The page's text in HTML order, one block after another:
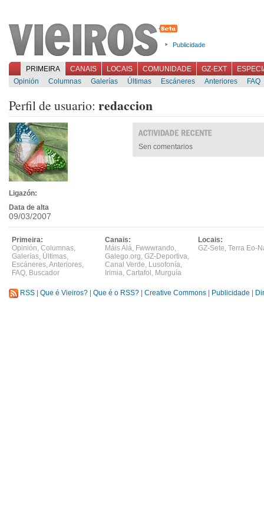
Publicidade
PRIMEIRA CANAIS LOCAIS COMUNIDADE GZ-EXT
Opinión
Columnas Galerías Últimas Escáneres Anteriores FAQ
Perfil de usuario: redaccion
Ligazón:
Data de alta
09/03/2007
Sen comentarios
Primeira:
Opinión, Columnas,
Galerías, Últimas,
Escáneres,Anteriores,
FAQ, Buscador
Canais:
Máis Alá, Fwwwrando,
Galego.org, GZ-Deportiva,
Canal Verde, Lusofonía,
Irimia, Cartafol , Murguía
Locais:
GZ-Sete, Terra Eo-
RSS Que é Vieiros? Que é o RSS? Creative Commons Publicidade